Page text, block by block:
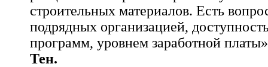
строительных материалов. Есть
подрядных организацией,
программ, уровнем заработной
Тен.